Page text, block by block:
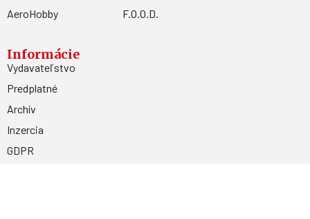
AeroHobby
F.O.O.D.
Informácie
Vydavateľstvo
Predplatné
Archív
Inzercia
GDPR